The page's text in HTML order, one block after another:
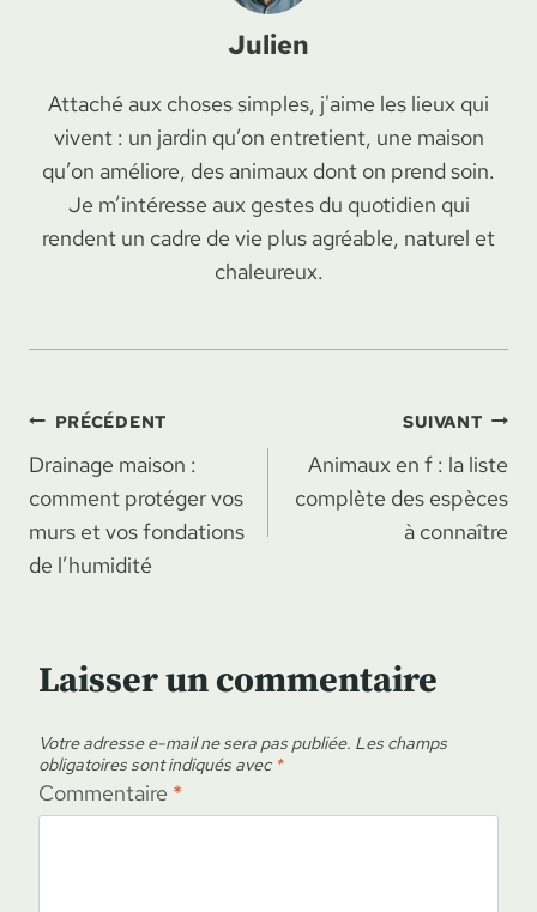
Julien
Attaché aux choses simples, j'aime les lieux qui
vivent : un jardin qu’on entretient, une maison
qu’on améliore, des animaux dont on prend soin.
Je m’intéresse aux gestes du quotidien qui
rendent un cadre de vie plus agréable, naturel et
chaleureux.
Navigation
de
l’article
PRÉCÉDENT
Drainage maison :
comment protéger vos
murs et vos fondations
de l’humidité
SUIVANT
Animaux en f : la liste
complète des espèces
à connaître
Laisser un commentaire
Votre adresse e-mail ne sera pas publiée. Les champs
obligatoires sont indiqués avec *
Commentaire *